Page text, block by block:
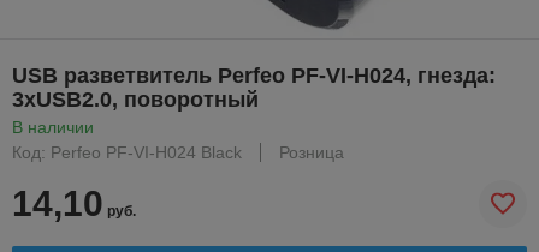
USB разветвитель Perfeo PF-VI-H024, гнезда:
3xUSB2.0, поворотный
В наличии
Код: Perfeo PF-VI-H024 Black
Розница
14,10 руб.